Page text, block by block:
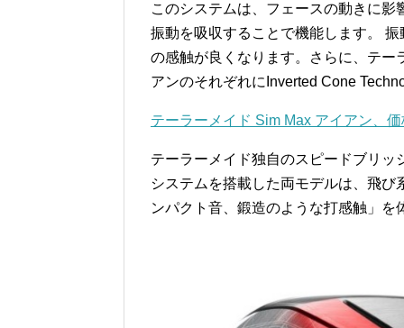
このシステムは、フェースの動きに
振動を吸収することで機能します。
の感触が良くなります。さらに、テー
アンのそれぞれにInverted Cone
テーラーメイド Sim Max アイアン、
テーラーメイド独自のスピードブリ
システムを搭載した両モデルは、飛
ンパクト音、鍛造のような打感触」を